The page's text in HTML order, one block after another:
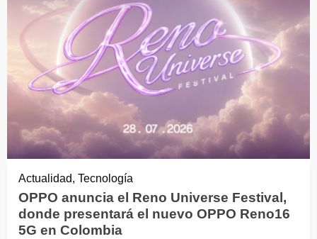
Actualidad, Tecnología
OPPO anuncia el Reno Universe Festival,
donde presentará el nuevo OPPO Reno16
5G en Colombia